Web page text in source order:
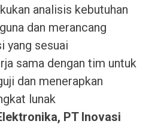
analisis kebutuhan
dan merancang
yang sesuai
sama dengan tim untuk
dan menerapkan
lunak
PT Inovasi